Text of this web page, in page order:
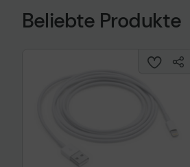
Beliebte Produkte